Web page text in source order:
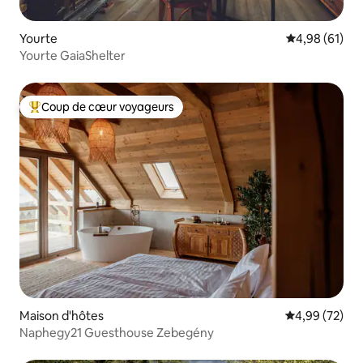
Yourte Évaluation
4,98 (61)
Yourte GaiaShelter
Coups de cœur voyageurs les plus appréciés
Coup de cœur voyageurs
Maison d'hôtes Évaluation
4,99 (72)
Naphegy21 Guesthouse Zebegény